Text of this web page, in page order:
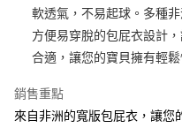
悠遊付
ATM付款
運送方式
宅配
軟透氣，不易起球。多種
方便易穿脫的包屁衣設計
合適，讓您的寶貝擁有輕鬆
銷售重點
來自非洲的寬版包屁衣，讓您